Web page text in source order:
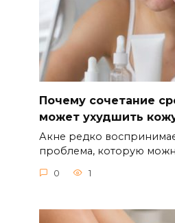
Почему сочетание
может ухудшить
Акне редко
проблема, которую
0 1